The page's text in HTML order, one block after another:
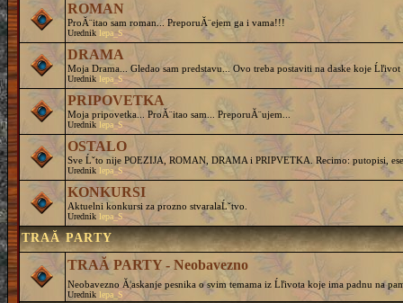
ROMAN
ProĂ¨itao sam roman... PreporuĂ¨ejem ga i vama!!!
Urednik lepa_S
DRAMA
Moja Drama... Gledao sam predstavu... Ovo treba postaviti na daske koje Ĺľivot
Urednik lepa_S
PRIPOVETKA
Moja pripovetka... ProĂ¨itao sam... PreporuĂ¨ujem...
Urednik lepa_S
OSTALO
Sve Ĺˇto nije POEZIJA, ROMAN, DRAMA i PRIPVETKA. Recimo: putopisi,
Urednik lepa_S
KONKURSI
Aktuelni konkursi za prozno stvaralaĹˇtvo.
Urednik lepa_S
TRAĂ PARTY
TRAĂ PARTY - Neobavezno
Neobavezno Ă¦askanje pesnika o svim temama iz Ĺľivota koje ima padnu na
Urednik lepa_S